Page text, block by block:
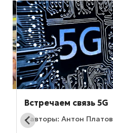
Встречаем связь 5G
авторы: Антон Платов